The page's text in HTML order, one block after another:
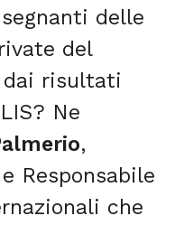
delle
del
dai risultati
Ne
,
Responsabile
che